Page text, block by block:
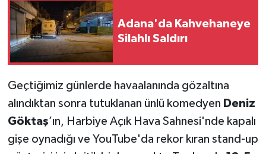
Adana'da Kahvehaneye
Silahlı Saldırı
Geçtiğimiz günlerde havaalanında gözaltına
alındıktan sonra tutuklanan ünlü komedyen Deniz
Göktaş’ın, Harbiye Açık Hava Sahnesi'nde kapalı
gişe oynadığı ve YouTube'da rekor kıran stand-up